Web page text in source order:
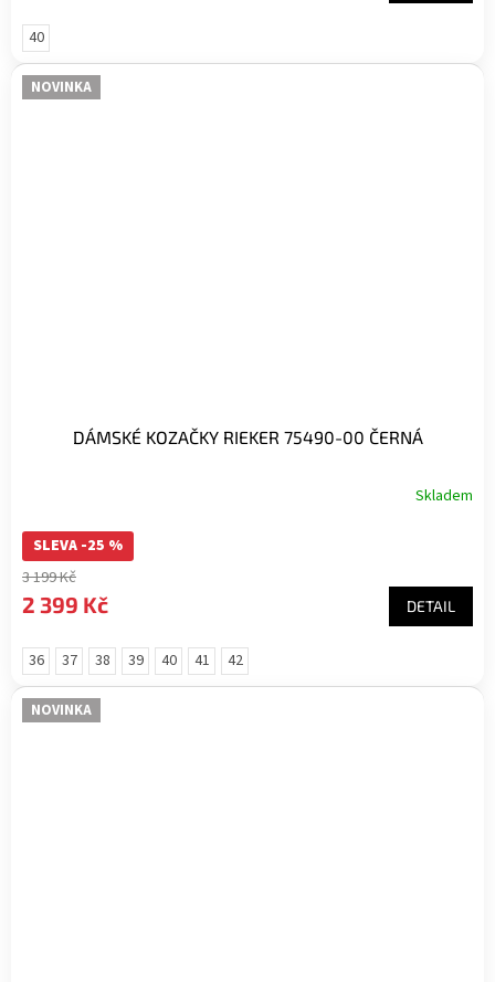
40
NOVINKA
DÁMSKÉ KOZAČKY RIEKER 75490-00 ČERNÁ
Skladem
SLEVA -25 %
3 199 Kč
2 399 Kč DETAIL
36 37 38 39 40 41 42
NOVINKA